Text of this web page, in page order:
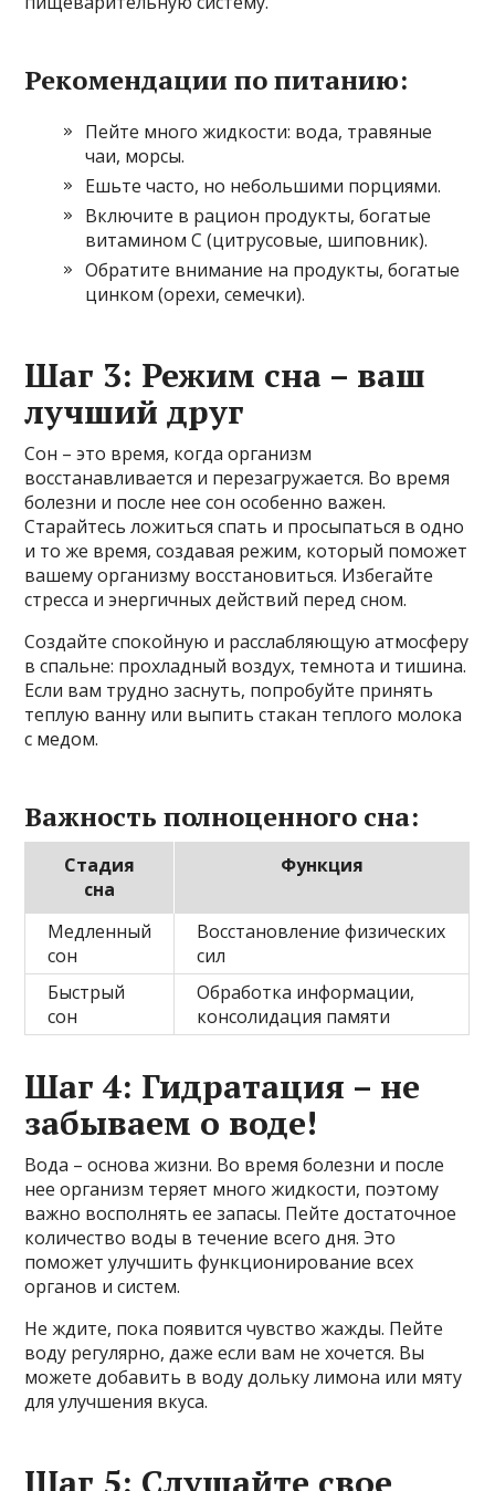
Рекомендации по питанию:
Пейте много жидкости: вода, травяные
чаи, морсы.
Ешьте часто, но небольшими порциями.
Включите в рацион продукты, богатые
витамином С (цитрусовые, шиповник).
Обратите внимание на продукты, богатые
цинком (орехи, семечки).
Шаг 3: Режим сна – ваш
лучший друг
Сон – это время, когда организм
восстанавливается и перезагружается. Во время
болезни и после нее сон особенно важен.
Старайтесь ложиться спать и просыпаться в одно
и то же время, создавая режим, который поможет
вашему организму восстановиться. Избегайте
стресса и энергичных действий перед сном.
Создайте спокойную и расслабляющую атмосферу
в спальне: прохладный воздух, темнота и тишина.
Если вам трудно заснуть, попробуйте принять
теплую ванну или выпить стакан теплого молока
с медом.
Важность полноценного сна:
Стадия
сна
Функция
Медленный
сон
Восстановление физических
сил
Быстрый
сон
Обработка информации,
консолидация памяти
Шаг 4: Гидратация – не
забываем о воде!
Вода – основа жизни. Во время болезни и после
нее организм теряет много жидкости, поэтому
важно восполнять ее запасы. Пейте достаточное
количество воды в течение всего дня. Это
поможет улучшить функционирование всех
органов и систем.
Не ждите, пока появится чувство жажды. Пейте
воду регулярно, даже если вам не хочется. Вы
можете добавить в воду дольку лимона или мяту
для улучшения вкуса.